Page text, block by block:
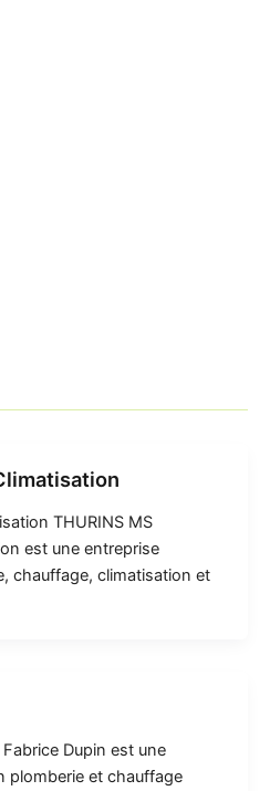
THURINS MS
est une entreprise
chauffage, climatisation et
Dupin est une
plomberie et chauffage